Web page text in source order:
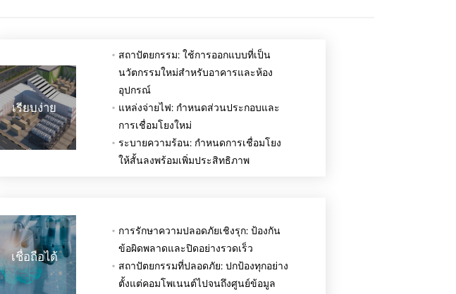
เรียบง่าย
สถาปัตยกรรม: ใช้การออกแบบที่เป็น
นวัตกรรมใหม่สำหรับอาคารและห้อง
อุปกรณ์
แหล่งจ่ายไฟ: กำหนดส่วนประกอบและ
การเชื่อมโยงใหม่
ระบายความร้อน: กำหนดการเชื่อมโยง
ให้สั้นลงพร้อมเพิ่มประสิทธิภาพ
เชื่อถือได้
การรักษาความปลอดภัยเชิงรุก: ป้องกัน
ข้อผิดพลาดและปิดอย่างรวดเร็ว
สถาปัตยกรรมที่ปลอดภัย: ปกป้องทุกอย่าง
ตั้งแต่คอมโพเนนต์ไปจนถึงศูนย์ข้อมูล